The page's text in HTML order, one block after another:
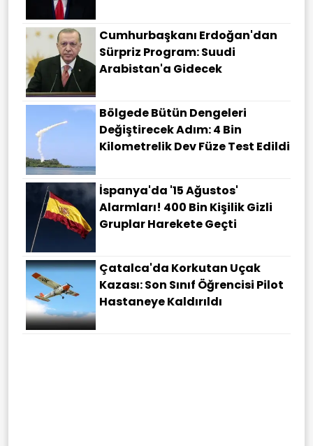
Cumhurbaşkanı Erdoğan'dan
Sürpriz Program: Suudi
Arabistan'a Gidecek
Bölgede Bütün Dengeleri
Değiştirecek Adım: 4 Bin
Kilometrelik Dev Füze Test Edildi
İspanya'da '15 Ağustos'
Alarmları! 400 Bin Kişilik Gizli
Gruplar Harekete Geçti
Çatalca'da Korkutan Uçak
Kazası: Son Sınıf Öğrencisi Pilot
Hastaneye Kaldırıldı